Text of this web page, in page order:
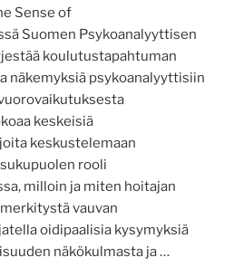
Sense of
Suomen Psykoanalyyttisen
koulutustapahtuman
näkemyksiä psykoanalyyttisiin
keskeisiä
keskustelemaan
rooli
milloin ja miten hoitajan
vauvan
oidipaalisia kysymyksiä
näkökulmasta ja …